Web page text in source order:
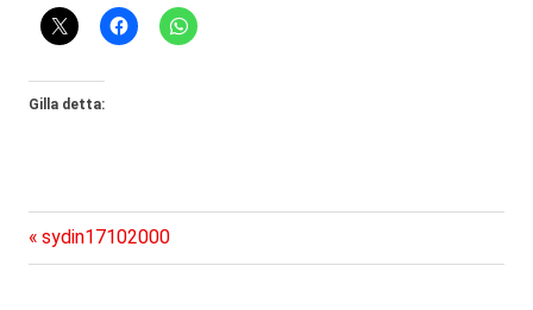
Gilla detta:
Inläggsnavigering
Föregående
inlägg:
sydin17102000